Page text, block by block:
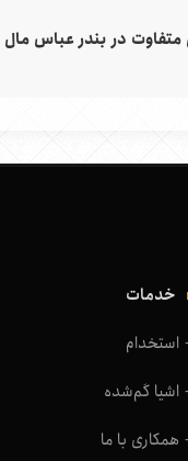
متفاوت دربندر عباس مال
خدمات
استخدام
اشیا گم‌شده
همکاری با ما